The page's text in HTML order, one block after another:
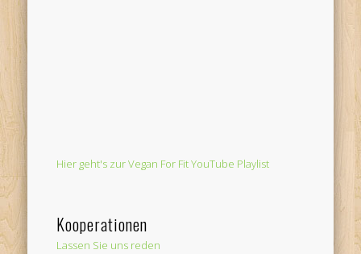
Hier geht's zur Vegan For Fit YouTube Playlist
Kooperationen
Lassen Sie uns reden